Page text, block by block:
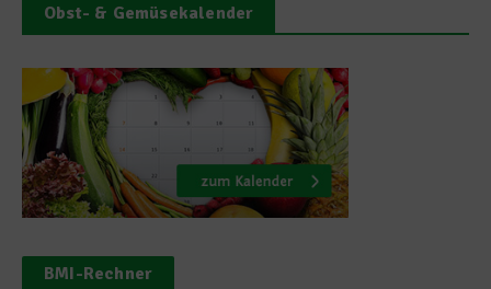
Obst- & Gemüsekalender
BMI-Rechner